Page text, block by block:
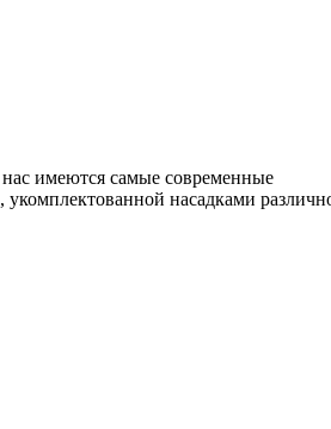
имеются самые современные
насадками